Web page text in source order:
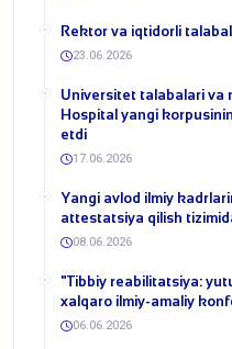
​Rektor va iqtidorli
23.06.2026
Universitet talabalari va
Hospital yangi
etdi
17.06.2026
Yangi avlod ilmiy
attestatsiya qilish
08.06.2026
​"Tibbiy reabilitatsiya:
xalqaro ilmiy-amaliy
06.06.2026